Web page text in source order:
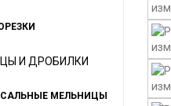
И ДРОБИЛКИ
МЕЛЬНИЦЫ